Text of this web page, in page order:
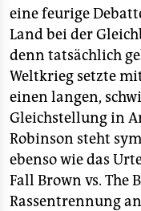
eine feurige
Land bei der
denn tatsächlich
Weltkrieg setzte
einen langen,
Gleichstellung in
Robinson steht
ebenso wie das
Fall Brown vs. The
Rassentrennung